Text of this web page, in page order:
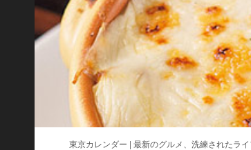
東京カレンダー | 最新のグルメ、洗練されたラ